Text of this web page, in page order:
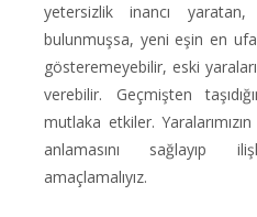
yetersizlik inancı yaratan,
bulunmuşsa, yeni eşin en
gösteremeyebilir, eski
verebilir. Geçmişten
mutlaka etkiler.
anlamasını sağlayıp
amaçlamalıyız.